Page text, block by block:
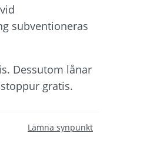
subventioneras
Dessutom lånar
gratis.
Lämna synpunkt